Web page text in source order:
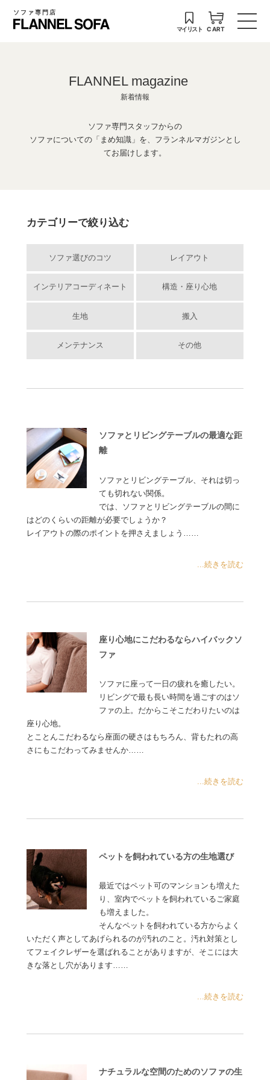
ソファ専門店
マイリスト CART
FLANNEL magazine
新着情報
ソファ専門スタッフからの
ソファについての「まめ知識」を、フランネルマガジンとし
てお届けします。
カテゴリーで絞り込む
ソファ選びのコツ レイアウト
インテリアコーディネート 構造・座り心地
生地 搬入
メンテナンス その他
ソファとリビングテーブルの最適な距
離
ソファとリビングテーブル、それは切っ
ても切れない関係。
では、ソファとリビングテーブルの間に
はどのくらいの距離が必要でしょうか？
レイアウトの際のポイントを押さえましょう……
...続きを読む
座り心地にこだわるならハイバックソ
ファ
ソファに座って一日の疲れを癒したい。
リビングで最も長い時間を過ごすのはソ
ファの上。だからこそこだわりたいのは
座り心地。
とことんこだわるなら座面の硬さはもちろん、背もたれの高
さにもこだわってみませんか……
...続きを読む
ペットを飼われている方の生地選び
最近ではペット可のマンションも増えた
り、室内でペットを飼われているご家庭
も増えました。
そんなペットを飼われている方からよく
いただく声としてあげられるのが汚れのこと。汚れ対策とし
てフェイクレザーを選ばれることがありますが、そこには大
きな落とし穴があります……
...続きを読む
ナチュラルな空間のためのソファの生